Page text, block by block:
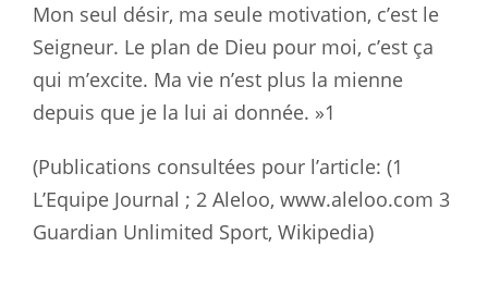
Mon seul désir, ma seule motivation, c’est le
Seigneur. Le plan de Dieu pour moi, c’est ça
qui m’excite. Ma vie n’est plus la mienne
depuis que je la lui ai donnée. »1
(Publications consultées pour l’article: (1
L’Equipe Journal ; 2 Aleloo, www.aleloo.com 3
Guardian Unlimited Sport, Wikipedia)